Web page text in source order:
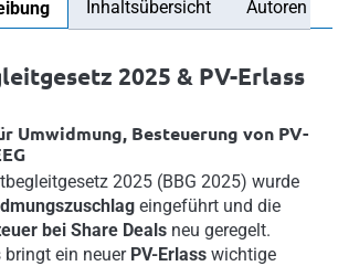
Inhaltsübersicht Autoren
2025 & PV-Erlass
Umwidmung, Besteuerung von PV-
2025 (BBG 2025) wurde
eingeführt und die
bei Share Deals neu geregelt.
bringt ein neuer PV-Erlass wichtige